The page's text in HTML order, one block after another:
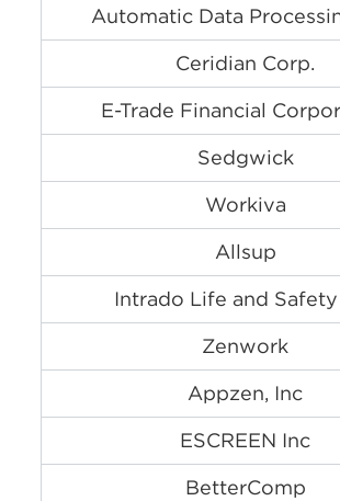
Automatic Data
Ceridian Corp.
E-Trade Financial
Sedgwick
Workiva
Allsup
Intrado Life and Safety
Zenwork
Appzen, Inc
ESCREEN Inc
BetterComp